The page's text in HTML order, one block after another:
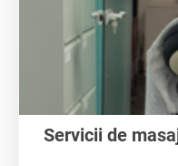
Servicii de